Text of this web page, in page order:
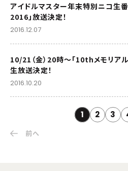
アイドルマスター年末特別ニコ生番
2016」放送決定！
2016.12.07
10/21（金）20時～「10thメモリア
生放送決定！
2016.10.20
1 2 3
前へ